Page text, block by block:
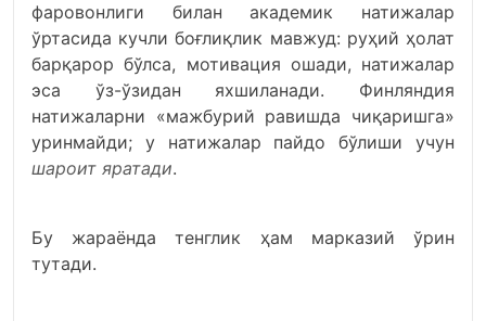
фаровонлиги билан академик натижалар
ўртасида кучли боғлиқлик мавжуд: руҳий ҳолат
барқарор бўлса, мотивация ошади, натижалар
эса ўз-ўзидан яхшиланади. Финляндия
натижаларни «мажбурий равишда чиқаришга»
уринмайди; у натижалар пайдо бўлиши учун
шароит яратади.
Бу жараёнда тенглик ҳам марказий ўрин
тутади.